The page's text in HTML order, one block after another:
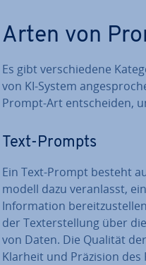
Arten von
Es gibt ver­schie­de­ne
von KI-System
Prompt-Art ent­schei­den,
Text-Prompts
Ein Text-Prompt besteht
mo­dell dazu ver­an­lasst,
In­for­ma­ti­on
der Tex­terstel­lung über
von Daten. Die Qualität
Klarheit und Präzision des